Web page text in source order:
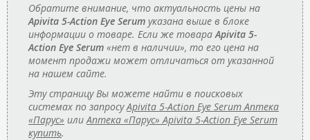
Обратите внимание, что актуальность цены на
Apivita 5-Action Eye Serum указана выше в блоке
информации о товаре. Если же товараApivita 5-
Action Eye Serum «нет в наличии», то его цена на
момент продажи может отличаться от указанной
на нашем сайте.
Эту страницу Вы можете найти в поисковых
системах по запросуApivita 5-Action Eye Serum Аптека
«Парус» илиАптека «Парус» Apivita 5-Action Eye Serum
купить.